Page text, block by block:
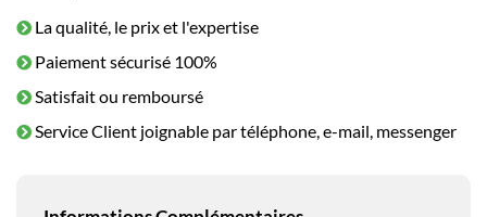
La qualité, le prix et l'expertise
Paiement sécurisé 100%
Satisfait ou remboursé
Service Client joignable par téléphone, e-mail, messenger